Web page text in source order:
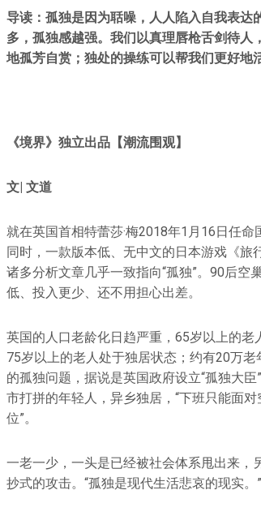
导读：孤独是因为聒噪，人人陷入自我表
多，孤独感越强。我们以真理唇枪舌剑待
地孤芳自赏；独处的操练可以帮我们更好地
《境界》独立出品 【潮流围观】
文| 文道
就在英国首相特蕾莎·梅2018年1月16日任命
同时，一款版本低、无中文的日本游戏《旅
诸多分析文章几乎一致指向“孤独”。90后
低、投入更少、还不用担心出差。
英国的人口老龄化日趋严重，65岁以上的老
75岁以上的老人处于独居状态；约有20万
的孤独问题，据说是英国政府设立“孤独大
市打拼的年轻人，异乡独居，“下班只能面
位”。
一老一少，一头是已经被社会体系甩出来
抄式的攻击。“孤独是现代生活悲哀的现实。